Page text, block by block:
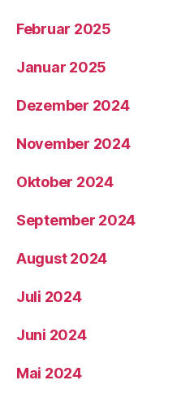
Februar 2025
Januar 2025
Dezember 2024
November 2024
Oktober 2024
September 2024
August 2024
Juli 2024
Juni 2024
Mai 2024